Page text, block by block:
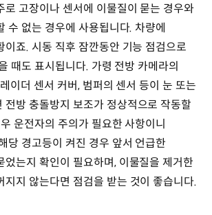
로 고장이나 센서에 이물질이 묻는 경우와
수 없는 경우에 사용됩니다. 차량에
이죠. 시동 직후 잠깐동안 기능 점검으로
때도 표시됩니다. 가령 전방 카메라의
이더 센서 커버, 범퍼의 센서 등이 눈 또는
전방 충돌방지 보조가 정상적으로 작동할
운전자의 주의가 필요한 사항이니
당 경고등이 켜진 경우 앞서 언급한
었는지 확인이 필요하며, 이물질을 제거한
지지 않는다면 점검을 받는 것이 좋습니다.